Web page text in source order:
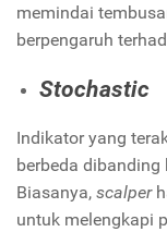
memindai
berpengaruh
Stochastic
Indikator yang
berbeda
Biasanya, scalper
untuk melengkapi